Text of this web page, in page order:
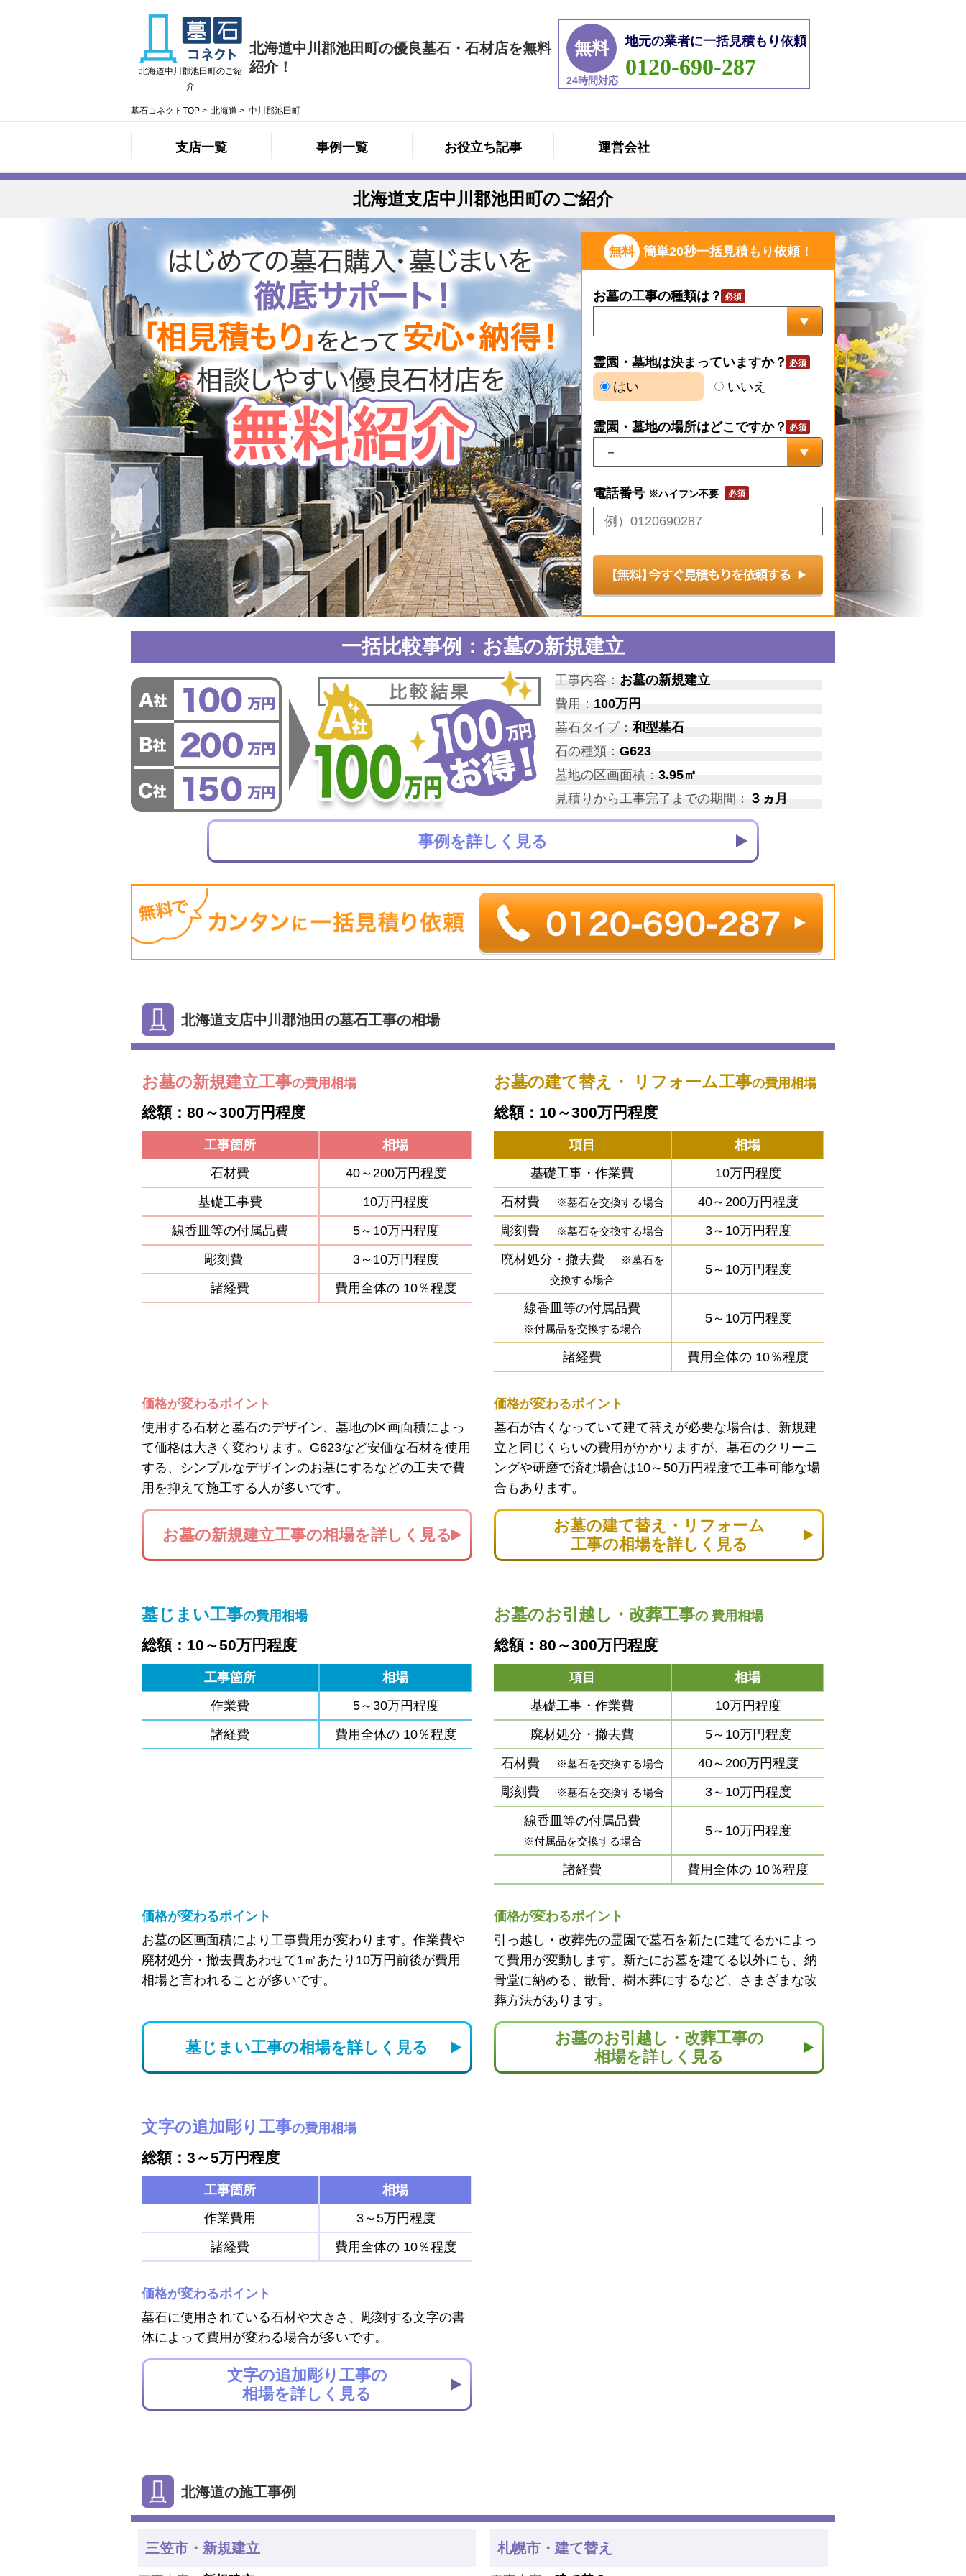
北海道中川郡池田町の優良墓石・石材店を無料
紹介！
北海道中川郡池田町のご紹
介
墓石コネクトTOP > 北海道 > 中川郡池田町
無料
24時間対応
地元の業者に一括見積もり依頼
0120-690-287
支店一覧 事例一覧 お役立ち記事 運営会社
北海道支店中川郡池田町のご紹介
無料 簡単20秒一括見積もり依頼！
お墓の工事の種類は？
霊園・墓地は決まっていますか？
はい
いいえ
霊園・墓地の場所はどこですか？
電話番号 ※ハイフン不要
一括比較事例：お墓の新規建立
工事内容： お墓の新規建立
費用： 100万円
墓石タイプ：和型墓石
石の種類： G623
墓地の区画面積： 3.95㎡
見積りから工事完了までの期間： ３ヵ月
事例を詳しく見る
北海道支店中川郡池田の墓石工事の相場
お墓の新規建立工事の費用相場
総額：80～300万円程度
工事箇所
相場
石材費
40～200万円程度
基礎工事費
10万円程度
線香皿等の付属品費
5～10万円程度
彫刻費
3～10万円程度
諸経費
費用全体の 10％程度
価格が変わるポイント
使用する石材と墓石のデザイン、墓地の区画面積によっ
て価格は大きく変わります。G623など安価な石材を使用
する、シンプルなデザインのお墓にするなどの工夫で費
用を抑えて施工する人が多いです。
お墓の新規建立工事の相場を詳しく見る
お墓の建て替え・ リフォーム工事の費用相場
総額：10～300万円程度
項目
相場
基礎工事・作業費
10万円程度
石材費
※墓石を交換する場合
40～200万円程度
彫刻費
※墓石を交換する場合
3～10万円程度
廃材処分・撤去費
※墓石を
交換する場合
5～10万円程度
線香皿等の付属品費
※付属品を交換する場合
5～10万円程度
諸経費 費用全体の 10％程度
価格が変わるポイント
墓石が古くなっていて建て替えが必要な場合は、新規建
立と同じくらいの費用がかかりますが、墓石のクリーニ
ングや研磨で済む場合は10～50万円程度で工事可能な場
合もあります。
お墓の建て替え・リフォーム
工事の相場を詳しく見る
墓じまい工事の費用相場
総額：10～50万円程度
工事箇所
相場
作業費
5～30万円程度
諸経費
費用全体の 10％程度
価格が変わるポイント
お墓の区画面積により工事費用が変わります。作業費や
廃材処分・撤去費あわせて1㎡あたり10万円前後が費用
相場と言われることが多いです。
墓じまい工事の相場を詳しく見る
お墓のお引越し・改葬工事の 費用相場
総額：80～300万円程度
項目
相場
基礎工事・作業費
10万円程度
廃材処分・撤去費
5～10万円程度
石材費
※墓石を交換する場合
40～200万円程度
彫刻費
※墓石を交換する場合
3～10万円程度
線香皿等の付属品費
※付属品を交換する場合
5～10万円程度
諸経費 費用全体の 10％程度
価格が変わるポイント
引っ越し・改葬先の霊園で墓石を新たに建てるかによっ
て費用が変動します。新たにお墓を建てる以外にも、納
骨堂に納める、散骨、樹木葬にするなど、さまざまな改
葬方法があります。
お墓のお引越し・改葬工事の
相場を詳しく見る
文字の追加彫り工事の費用相場
総額：3～5万円程度
工事箇所
相場
作業費用
3～5万円程度
諸経費
費用全体の 10％程度
価格が変わるポイント
墓石に使用されている石材や大きさ、彫刻する文字の書
体によって費用が変わる場合が多いです。
文字の追加彫り工事の
相場を詳しく見る
北海道の施工事例
三笠市・新規建立 札幌市・建て替え